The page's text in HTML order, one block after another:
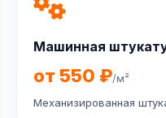
Машинная
от 550 ₽/м²
Механизированная